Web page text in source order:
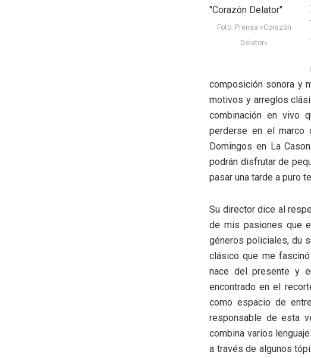
Foto: Prensa «Corazón
Delator»
composición sonora y
motivos y arreglos
combinación en vivo
perderse en el
Domingos en La
podrán disfrutar de
pasar una tarde a puro
Su director dice al
de mis pasiones que
géneros policiales, du
clásico que me
nace del presente y
encontrado en el
como espacio de
responsable de esta
combina varios
a través de algunos